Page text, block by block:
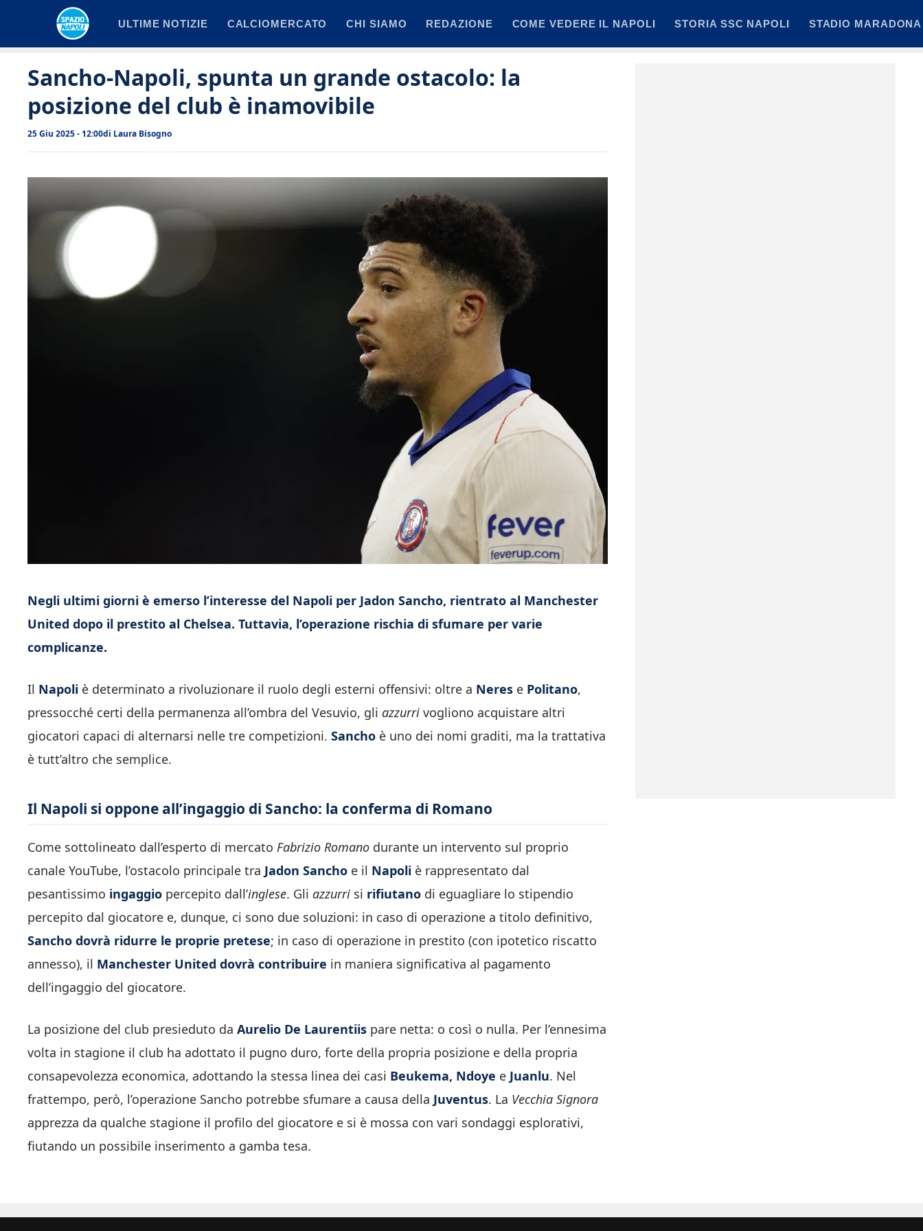
ULTIME NOTIZIE CALCIOMERCATO CHI SIAMO REDAZIONE COME VEDERE IL NAPOLI STORIA SSC NAPOLI STADIO MARADONA
Sancho-Napoli, spunta un grande ostacolo: la
posizione del club è inamovibile
25 Giu 2025 - 12:00di Laura Bisogno
Negli ultimi giorni è emerso l’interesse del Napoli per Jadon Sancho, rientrato al Manchester
United dopo il prestito al Chelsea. Tuttavia, l’operazione rischia di sfumare per varie
complicanze.
Il Napoli è determinato a rivoluzionare il ruolo degli esterni offensivi: oltre a Neres e Politano,
pressocché certi della permanenza all’ombra del Vesuvio, gli azzurri vogliono acquistare altri
giocatori capaci di alternarsi nelle tre competizioni. Sancho è uno dei nomi graditi, ma la trattativa
è tutt’altro che semplice.
Il Napoli si oppone all’ingaggio di Sancho: la conferma di Romano
Come sottolineato dall’esperto di mercato Fabrizio Romano durante un intervento sul proprio
canale YouTube, l’ostacolo principale tra Jadon Sancho e il Napoli è rappresentato dal
pesantissimo ingaggio percepito dall’inglese. Gli azzurri si rifiutano di eguagliare lo stipendio
percepito dal giocatore e, dunque, ci sono due soluzioni: in caso di operazione a titolo definitivo,
Sancho dovrà ridurre le proprie pretese; in caso di operazione in prestito (con ipotetico riscatto
annesso), il Manchester United dovrà contribuire in maniera significativa al pagamento
dell’ingaggio del giocatore.
La posizione del club presieduto da Aurelio De Laurentiis pare netta: o così o nulla. Per l’ennesima
volta in stagione il club ha adottato il pugno duro, forte della propria posizione e della propria
consapevolezza economica, adottando la stessa linea dei casi Beukema, Ndoye e Juanlu. Nel
frattempo, però, l’operazione Sancho potrebbe sfumare a causa della Juventus. La Vecchia Signora
apprezza da qualche stagione il profilo del giocatore e si è mossa con vari sondaggi esplorativi,
fiutando un possibile inserimento a gamba tesa.